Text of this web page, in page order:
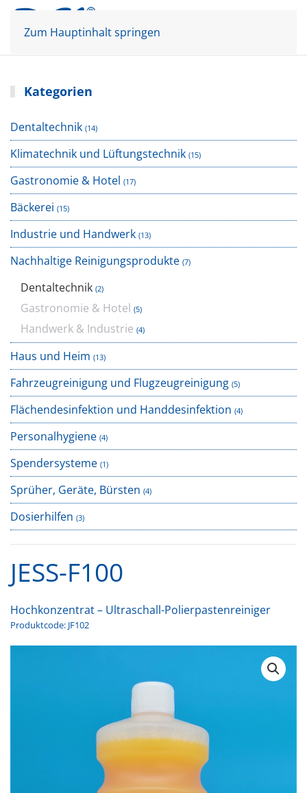
Zum Hauptinhalt springen
Kategorien
Dentaltechnik (14)
Klimatechnik und Lüftungstechnik (15)
Gastronomie & Hotel (17)
Bäckerei (15)
Industrie und Handwerk (13)
Nachhaltige Reinigungsprodukte (7)
Dentaltechnik (2)
Gastronomie & Hotel (5)
Handwerk & Industrie (4)
Haus und Heim (13)
Fahrzeugreinigung und Flugzeugreinigung (5)
Flächendesinfektion und Handdesinfektion (4)
Personalhygiene (4)
Spendersysteme (1)
Sprüher, Geräte, Bürsten (4)
Dosierhilfen (3)
JESS-F100
Hochkonzentrat – Ultraschall-Polierpastenreiniger
Produktcode: JF102